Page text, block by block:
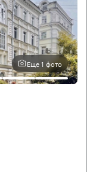
Еще 1 фото